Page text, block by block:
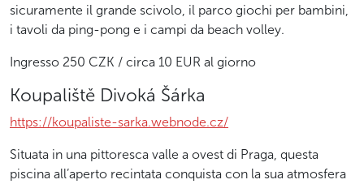
sicuramente il grande scivolo, il parco giochi per bambini,
i tavoli da ping-pong e i campi da beach volley.
Ingresso 250 CZK / circa 10 EUR al giorno
Koupaliště Divoká Šárka
https://koupaliste-sarka.webnode.cz/
Situata in una pittoresca valle a ovest di Praga, questa
piscina all’aperto recintata conquista con la sua atmosfera